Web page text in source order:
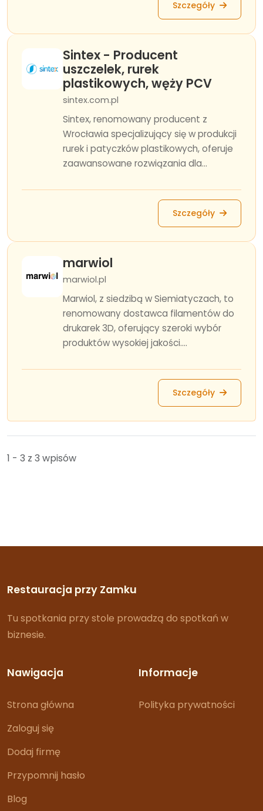
Szczegóły
Sintex - Producent
uszczelek, rurek
plastikowych, węży PCV
sintex.com.pl
Sintex, renomowany producent z
Wrocławia specjalizujący się w produkcji
rurek i patyczków plastikowych, oferuje
zaawansowane rozwiązania dla...
Szczegóły
marwiol
marwiol.pl
Marwiol, z siedzibą w Siemiatyczach, to
renomowany dostawca filamentów do
drukarek 3D, oferujący szeroki wybór
produktów wysokiej jakości....
Szczegóły
1 - 3 z 3 wpisów
Restauracja przy Zamku
Tu spotkania przy stole prowadzą do spotkań w
biznesie.
Nawigacja
Strona główna
Zaloguj się
Dodaj firmę
Przypomnij hasło
Blog
Informacje
Polityka prywatności